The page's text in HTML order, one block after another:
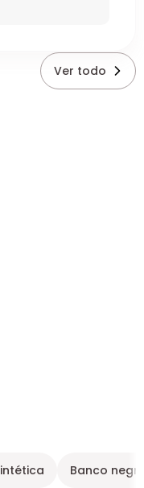
Ver todo
Banco